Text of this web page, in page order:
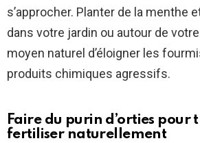
s’approcher. Planter de la menthe
dans votre jardin ou autour de
moyen naturel d’éloigner les
produits chimiques agressifs.
Faire du purin d’orties pour
fertiliser naturellement